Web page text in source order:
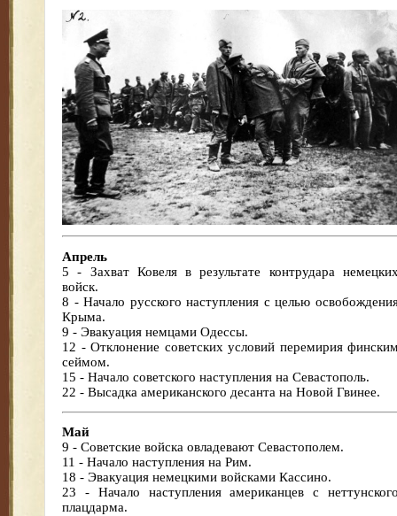
Апрель
5 - Захват Ковеля в результате контрудара
войск.
8 - Начало русского наступления с целью
Крыма.
9 - Эвакуация немцами Одессы.
12 - Отклонение советских условий перемирия
сеймом.
15 - Начало советского наступления на Севастополь.
22 - Высадка американского десанта на Новой Гвинее.
Май
9 - Советские войска овладевают Севастополем.
11 - Начало наступления на Рим.
18 - Эвакуация немецкими войсками Кассино.
23 - Начало наступления американцев с
плацдарма.